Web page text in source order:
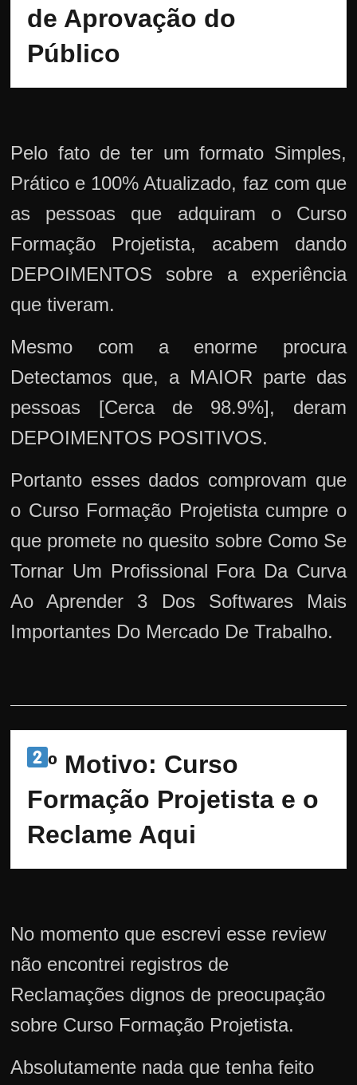
de Aprovação do
Público
Pelo fato de ter um formato Simples,
Prático e 100% Atualizado, faz com que
as pessoas que adquiram o Curso
Formação Projetista, acabem dando
DEPOIMENTOS sobre a experiência
que tiveram.
Mesmo com a enorme procura
Detectamos que, a MAIOR parte das
pessoas [Cerca de 98.9%], deram
DEPOIMENTOS POSITIVOS.
Portanto esses dados comprovam que
o Curso Formação Projetista cumpre o
que promete no quesito sobre Como Se
Tornar Um Profissional Fora Da Curva
Ao Aprender 3 Dos Softwares Mais
Importantes Do Mercado De Trabalho.
º Motivo: Curso
Formação Projetista e o
Reclame Aqui
No momento que escrevi esse review
não encontrei registros de
Reclamações dignos de preocupação
sobre Curso Formação Projetista.
Absolutamente nada que tenha feito